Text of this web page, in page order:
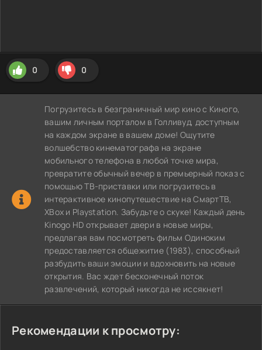
0 0
Погрузитесь в безграничный мир кино с Киного,
вашим личным порталом в Голливуд, доступным
на каждом экране в вашем доме! Ощутите
волшебство кинематографа на экране
мобильного телефона в любой точке мира,
превратите обычный вечер в премьерный показ с
помощью ТВ-приставки или погрузитесь в
интерактивное кинопутешествие на СмартТВ,
XBox и Playstation. Забудьте о скуке! Каждый день
Kinogo HD открывает двери в новые миры,
предлагая вам посмотреть фильм Одиноким
предоставляется общежитие (1983), способный
разбудить ваши эмоции и вдохновить на новые
открытия. Вас ждет бесконечный поток
развлечений, который никогда не иссякнет!
Рекомендации к просмотру: